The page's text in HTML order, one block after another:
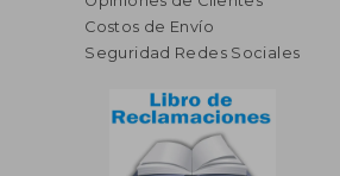
Costos de Envío
Seguridad Redes Sociales